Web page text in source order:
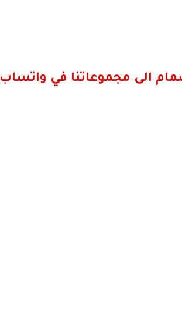
الى مجموعاتنا في واتساب